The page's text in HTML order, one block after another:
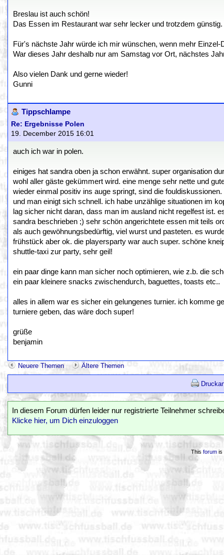
Breslau ist auch schön!
Das Essen im Restaurant war sehr lecker und trotzdem günstig.
Für's nächste Jahr würde ich mir wünschen, wenn mehr Einzel-
War dieses Jahr deshalb nur am Samstag vor Ort, nächstes
Also vielen Dank und gerne wieder!
Gunni
Tippschlampe
Re: Ergebnisse Polen
19. December 2015 16:01
auch ich war in polen.
einiges hat sandra oben ja schon erwähnt. super organisation
wohl aller gäste gekümmert wird. eine menge sehr nette und
wieder einmal positiv ins auge springt, sind die
und man einigt sich schnell. ich habe unzählige situationen im
lag sicher nicht daran, dass man im ausland nicht regelfest ist.
sandra beschrieben ;) sehr schön angerichtete essen mit teils
als auch gewöhnungsbedürftig, viel wurst und pasteten. es
frühstück aber ok. die playersparty war auch super. schöne
shuttle-taxi zur party, sehr geil!
ein paar dinge kann man sicher noch optimieren, wie z.b. die
ein paar kleinere snacks zwischendurch, baguettes, toasts etc..
alles in allem war es sicher ein gelungenes turnier. ich komme
turniere geben, das wäre doch super!
grüße
benjamin
Neuere Themen Ältere Themen
In diesem Forum dürfen leider nur registrierte Teilnehmer
Klicke hier, um Dich einzuloggen
This forumis